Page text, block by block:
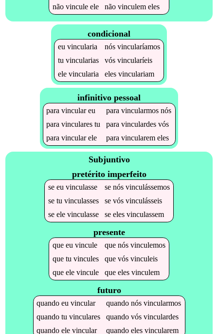
não vinculeele não vinculemeles
condicional
eu vincularia nós vincularíamos
tu vincularias vós vincularíeis
ele vincularia eles vinculariam
infinitivo pessoal
paravinculareu paravincularmos nós
paravinculares tu paravinculardes vós
paravincularele paravincularem eles
Subjuntivo
pretérito imperfeito
se eu vinculasse se nós vinculássemos
se tu vinculasses se vós vinculásseis
se ele vinculasse se eles vinculassem
presente
que eu vincule que nós vinculemos
que tu vincules que vós vinculeis
que ele vincule que eles vinculem
futuro
quandoeuvincular quandonósvincularmos
quandotuvinculares quandovósvinculardes
quandoelevincular quandoelesvincularem